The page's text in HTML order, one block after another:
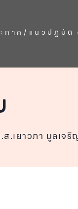
กาศ/แนวปฏิบัติ
.เยาวภา มูลเจริ